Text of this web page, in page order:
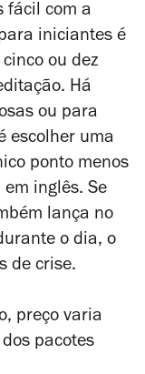
fácil com a
iniciantes é
ou dez
Há
ou para
escolher uma
ponto menos
inglês. Se
lança no
o dia, o
de crise.
preço varia
pacotes